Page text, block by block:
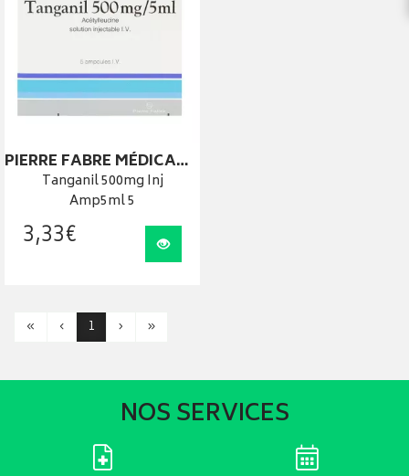
PIERRE FABRE MÉDICAMENT
Tanganil 500mg Inj
Amp5ml 5
3,33€ Visualiser
« ‹ 1 › »
NOS SERVICES